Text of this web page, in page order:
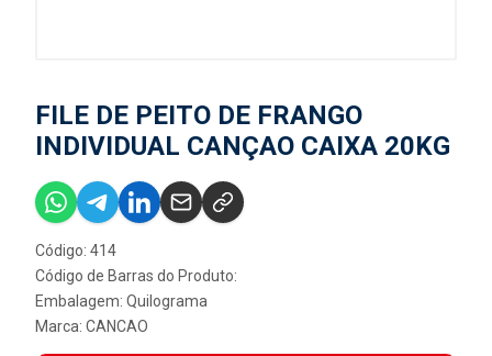
FILE DE PEITO DE FRANGO
INDIVIDUAL CANÇAO CAIXA 20KG
Código: 414
Código de Barras do Produto:
Embalagem: Quilograma
Marca: CANCAO